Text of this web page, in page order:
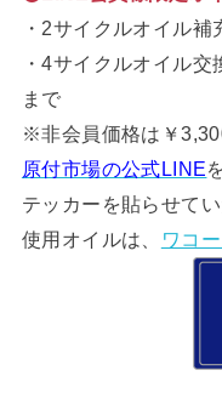
・2サイクルオイル
・4サイクルオイル
まで
※非会員価格は￥
原付市場の公式LINE
テッカーを貼らせてい
使用オイルは、
ワコ